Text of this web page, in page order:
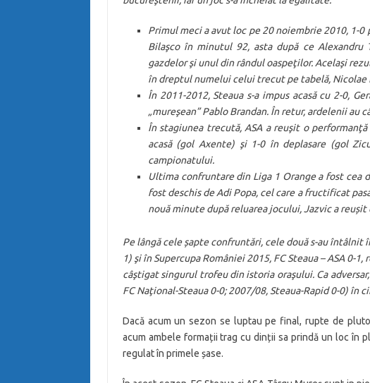
Primul meci a avut loc pe 20 noiembrie 2010, 1-
Bilaşco în minutul 92, asta după ce
gazdelor şi unul din rândul oaspeţilor. Acelaşi
în dreptul numelui celui trecut pe tabelă, Nicolae
În 2011-2012, Steaua s-a impus acasă cu 2-0,
„mureşean” Pablo Brandan. În retur, ardelenii
În stagiunea trecută, ASA a reuşit o
acasă (gol Axente) şi 1-0 în deplasare (gol
campionatului.
Ultima confruntare din Liga 1 Orange a fost cea
fost deschis de Adi Popa, cel care a fructificat
nouă minute după reluarea jocului, Jazvic a reușit
Pe lângă cele șapte confruntări, cele două s-au întâlnit
1) şi în Supercupa României 2015, FC Steaua – ASA 0-
câştigat singurul trofeu din istoria oraşului. Ca
FC Naţional-Steaua 0-0; 2007/08, Steaua-Rapid 0-0) în
Dacă acum un sezon se luptau pe final, rupte de
acum ambele formații trag cu dinții sa prindă un loc în
regulat în primele șase.